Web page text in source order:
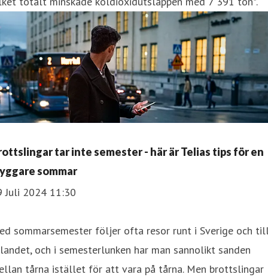
tar inte semester - här är Telias tips för en
sommar
Juli 2024 11:30
sommarsemester följer ofta resor runt i Sverige och
och i semesterlunken har man sannolikt sanden
tårna istället för att vara på tårna. Men brottslingar